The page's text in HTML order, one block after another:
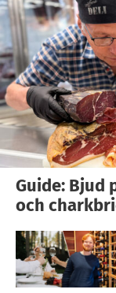
Guide: Bjud
och